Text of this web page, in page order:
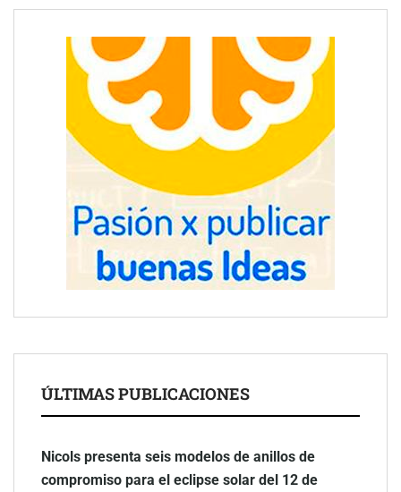
ÚLTIMAS PUBLICACIONES
Nicols presenta seis modelos de anillos de
compromiso para el eclipse solar del 12 de